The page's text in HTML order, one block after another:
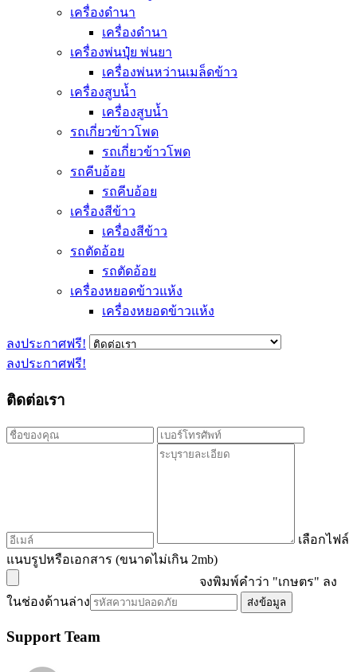
เครื่องดำนา
เครื่องดำนา
เครื่องพ่นปุุ๋ย พ่นยา
เครื่องพ่นหว่านเมล็ดข้าว
เครื่องสูบน้ำ
เครื่องสูบน้ำ
รถเกี่ยวข้าวโพด
รถเกี่ยวข้าวโพด
รถคีบอ้อย
รถคีบอ้อย
เครื่องสีข้าว
เครื่องสีข้าว
รถตัดอ้อย
รถตัดอ้อย
เครื่องหยอดข้าวแห้ง
เครื่องหยอดข้าวแห้ง
ลงประกาศฟรี!
ลงประกาศฟรี!
ติดต่อเรา
เลือกไฟล์
แนบรูปหรือเอกสาร (ขนาดไม่เกิน 2mb)
จงพิมพ์คำว่า "เกษตร" ลง
ในช่องด้านล่าง
ส่งข้อมูล
Support Team